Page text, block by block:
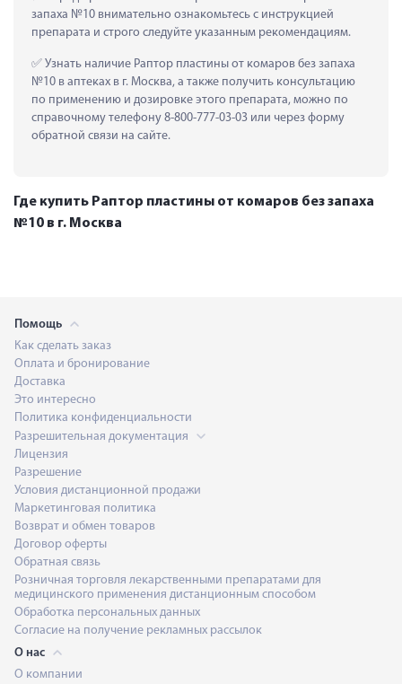
запаха №10 внимательно ознакомьтесь с инструкцией
препарата и строго следуйте указанным рекомендациям.
Узнать наличие Раптор пластины от комаров без запаха
№10 в аптеках в г. Москва, а также получить консультацию
по применению и дозировке этого препарата, можно по
справочному телефону 8-800-777-03-03 или через форму
обратной связи на сайте.
Где купить Раптор пластины от комаров без запаха
№10 в г. Москва
Помощь
Как сделать заказ
Оплата и бронирование
Доставка
Это интересно
Политика конфиденциальности
Разрешительная документация
Лицензия
Разрешение
Условия дистанционной продажи
Маркетинговая политика
Возврат и обмен товаров
Договор оферты
Обратная связь
Розничная торговля лекарственными препаратами для
медицинского применения дистанционным способом
Обработка персональных данных
Согласие на получение рекламных рассылок
О нас
О компании